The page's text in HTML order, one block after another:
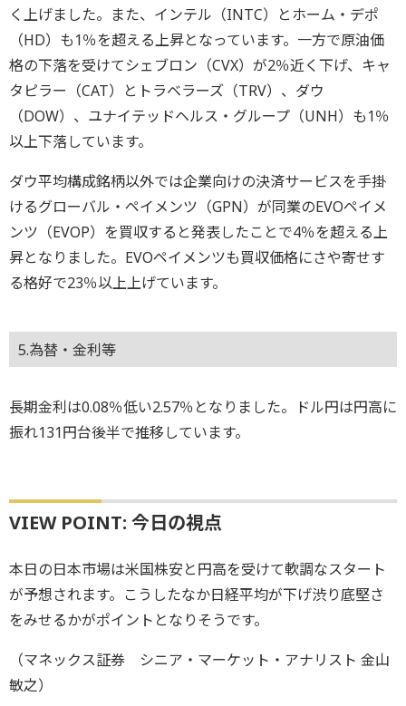
く上げました。また、インテル（INTC）とホーム・デポ
（HD）も1％を超える上昇となっています。一方で原油価
格の下落を受けてシェブロン（CVX）が2％近く下げ、キャ
タピラー（CAT）とトラベラーズ（TRV）、ダウ
（DOW）、ユナイテッドヘルス・グループ（UNH）も1％
以上下落しています。
ダウ平均構成銘柄以外では企業向けの決済サービスを手掛
けるグローバル・ペイメンツ（GPN）が同業のEVOペイメ
ンツ（EVOP）を買収すると発表したことで4％を超える上
昇となりました。EVOペイメンツも買収価格にさや寄せす
る格好で23％以上上げています。
5.為替・金利等
長期金利は0.08％低い2.57％となりました。ドル円は円高に
振れ131円台後半で推移しています。
VIEW POINT: 今日の視点
本日の日本市場は米国株安と円高を受けて軟調なスタート
が予想されます。こうしたなか日経平均が下げ渋り底堅さ
をみせるかがポイントとなりそうです。
（マネックス証券 シニア・マーケット・アナリスト 金山
敏之）